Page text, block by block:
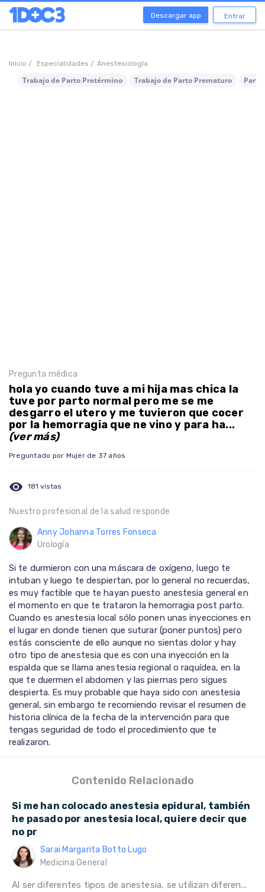
Descargar app Entrar
Inicio / Especialidades / Anestesiología
Trabajo de Parto Pretérmino Trabajo de Parto Prematuro
Pregunta médica
hola yo cuando tuve a mi hija mas chica la
tuve por parto normal pero me se me
desgarro el utero y me tuvieron que cocer
por la hemorragia que ne vino y para ha...
(ver más)
Preguntado por Mujer de 37 años
visibility 181 vistas
Nuestro profesional de la salud responde
Anny Johanna Torres Fonseca
Urología
Si te durmieron con una máscara de oxígeno, luego te
intuban y luego te despiertan, por lo general no recuerdas,
es muy factible que te hayan puesto anestesia general en
el momento en que te trataron la hemorragia post parto.
Cuando es anestesia local sólo ponen unas inyecciones en
el lugar en donde tienen que suturar (poner puntos) pero
estás consciente de ello aunque no sientas dolor y hay
otro tipo de anestesia que es con una inyección en la
espalda que se llama anestesia regional o raquídea, en la
que te duermen el abdomen y las piernas pero sigues
despierta. Es muy probable que haya sido con anestesia
general, sin embargo te recomiendo revisar el resumen de
historia clínica de la fecha de la intervención para que
tengas seguridad de todo el procedimiento que te
realizaron.
Contenido Relacionado
Si me han colocado anestesia epidural, también
he pasado por anestesia local, quiere decir que
no pr
Sarai Margarita Botto Lugo
Medicina General
Al ser diferentes tipos de anestesia, se utilizan diferen...